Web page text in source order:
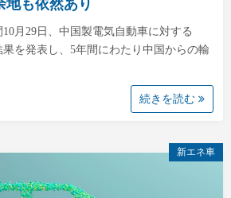
も依然あり
月29日、中国製電気自動車に対する
果を発表し、5年間にわたり中国からの輸
続きを読む
新エネ車